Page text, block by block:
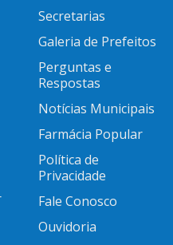
Secretarias
Galeria de Prefeitos
Perguntas e
Respostas
Notícias Municipais
Farmácia Popular
Política de
Privacidade
Fale Conosco
Ouvidoria